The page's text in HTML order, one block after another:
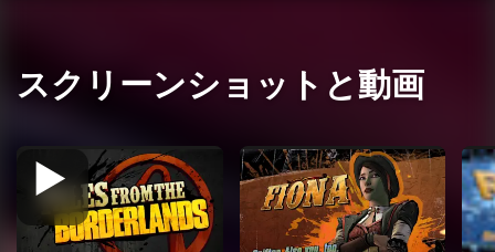
スクリーンショットと動画